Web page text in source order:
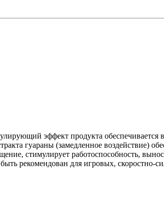
эффект продукта
гуараны (замедленное воздействие)
стимулирует работоспособность,
рекомендован для игровых, скоростно-